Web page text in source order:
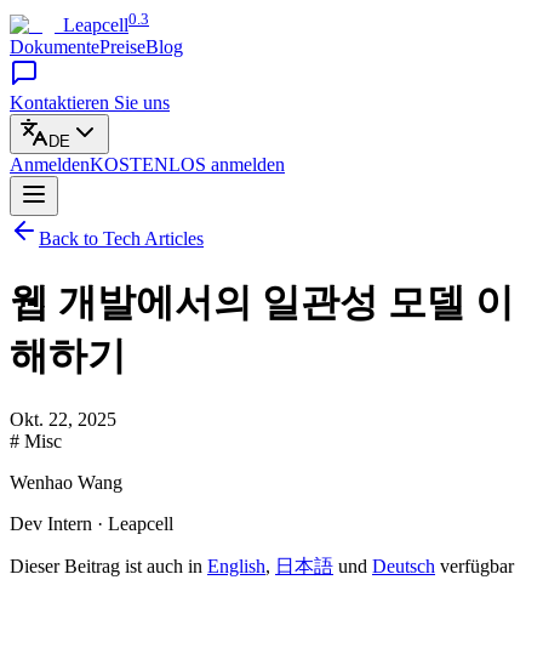
Leapcell0.3
DokumentePreiseBlog
Kontaktieren Sie uns
DE
AnmeldenKOSTENLOS anmelden
Back to Tech Articles
웹 개발에서의 일관성 모델 이
해하기
Okt. 22, 2025
# Misc
Wenhao Wang
Dev Intern · Leapcell
Dieser Beitrag ist auch in English, 日本語 und Deutsch verfügbar